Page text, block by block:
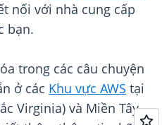
nối với nhà cung cấp
bạn.
trong các câu chuyện
ở các Khu vực AWS tại
Virginia) và Miền Tây